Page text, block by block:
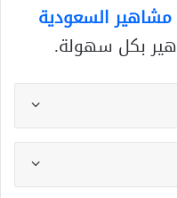
مشاهير السعودية
بكل سهولة.